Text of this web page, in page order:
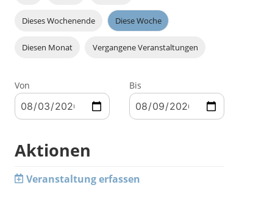
Dieses Wochenende Diese Woche
Diesen Monat Vergangene Veranstaltungen
Von Bis
Aktionen
Veranstaltung erfassen